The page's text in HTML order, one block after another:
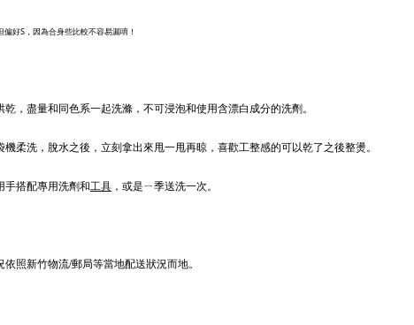
好S，因為合身些比較不容易漏唷！
，盡量和同色系一起洗滌，不可浸泡和使用含漂白成分的洗劑。
柔洗，脫水之後，立刻拿出來甩一甩再晾，喜歡工整感的可以乾了之後整燙。
手搭配專用洗劑和工具 ，或是ㄧ季送洗一次。
依照新竹物流/郵局等當地配送狀況而地。